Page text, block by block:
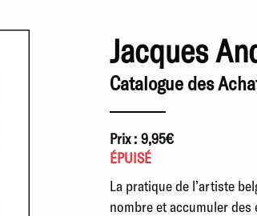
Jacques
Catalogue des
Prix : 9,95€
ÉPUISÉ
La pratique de l’artiste
nombre et accumuler des